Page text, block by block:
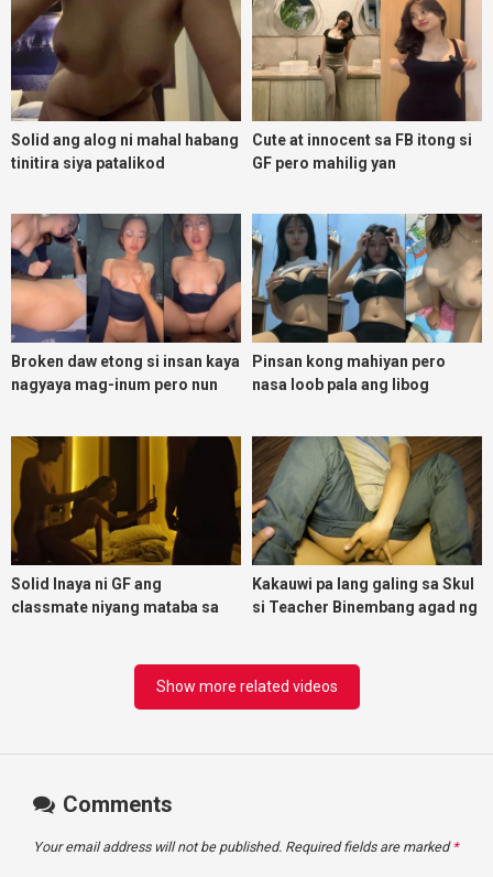
Solid ang alog ni mahal habang
tinitira siya patalikod
Cute at innocent sa FB itong si
GF pero mahilig yan
Broken daw etong si insan kaya
nagyaya mag-inum pero nun
Pinsan kong mahiyan pero
nasa loob pala ang libog
Solid Inaya ni GF ang
classmate niyang mataba sa
Kakauwi pa lang galing sa Skul
si Teacher Binembang agad ng
Show more related videos
Comments
Your email address will not be published. Required fields are marked *